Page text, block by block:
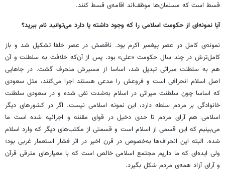
قسط است که مسلمان‌ها موظف‌اند اقامه‌ی قسط کنند.
آیا نمونه‌ای از حکومت اسلامی را که وجود داشته یا دارد می‌توانید نام ببرید؟
نمونه‌ی کامل در عصر پیغمبر اکرم بود. ناقصش در عصر خلفا تشکیل شد و باز
کامل‌ترش در چند سال حکومت «علی» بود. پس از آن‌که خلافت به سلطنت و آن
هم به سلطنت میراثی تبدیل شد، اساسا از مسیرش منحرف گشت. در جاهایی
اصل اسلام انحرافی است و فروعش را مدعی هستند اجرا می‌کنند، مثل سعودی
که اساسا چون سلطنت میراثی در اسلام به‌شدت نفی شده و در سعودی سلطنت
خانوادگی بر مردم سلطه دارد،‌ این نمونه‌ اسلامی نیست. اگر در کشورهای دیگر
اسلامی هم آرای مردم تا حدی دخیل در قوای مقننه و اجرائیه شده است ما
می‌بینیم که این قسمی از اسلام است و قسمتی از مکتب‌های دیگر که وارد اسلام
شده. البته این انحراف‌ها به‌خصوص در قرن اخیر در اثر فشار استعمار غربی بود؛
ولی ایده‌ای که ما داریم مجتمع اسلامی خالص است که با معیارهای مترقی قرآن
و آرای آزاد همه‌ی مردم شکل بگیرد.